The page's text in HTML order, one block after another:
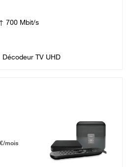
700 Mbit/s
TV UHD
Fibre
mois puis 42,99 € par mois, Engagement 12 mois
mois